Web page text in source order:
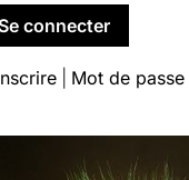
Mot de